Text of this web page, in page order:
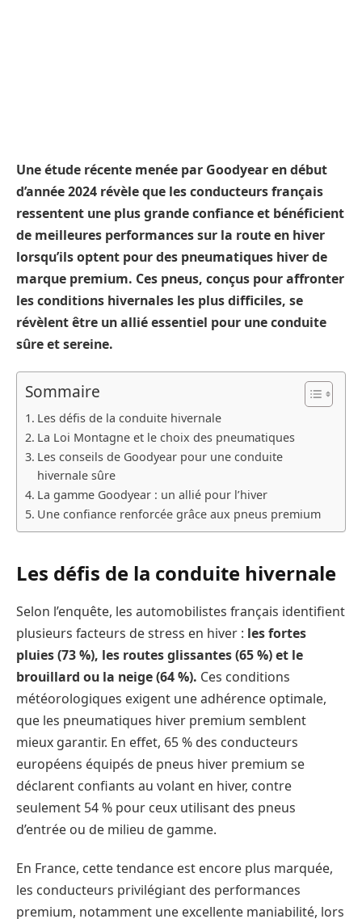
Une étude récente menée par Goodyear en début
d’année 2024 révèle que les conducteurs français
ressentent une plus grande confiance et bénéficient
de meilleures performances sur la route en hiver
lorsqu’ils optent pour des pneumatiques hiver de
marque premium. Ces pneus, conçus pour affronter
les conditions hivernales les plus difficiles, se
révèlent être un allié essentiel pour une conduite
sûre et sereine.
Sommaire
Les défis de la conduite hivernale
La Loi Montagne et le choix des pneumatiques
Les conseils de Goodyear pour une conduite
hivernale sûre
La gamme Goodyear : un allié pour l’hiver
Une confiance renforcée grâce aux pneus premium
Les défis de la conduite hivernale
Selon l’enquête, les automobilistes français identifient
plusieurs facteurs de stress en hiver : les fortes
pluies (73 %), les routes glissantes (65 %) et le
brouillard ou la neige (64 %). Ces conditions
météorologiques exigent une adhérence optimale,
que les pneumatiques hiver premium semblent
mieux garantir. En effet, 65 % des conducteurs
européens équipés de pneus hiver premium se
déclarent confiants au volant en hiver, contre
seulement 54 % pour ceux utilisant des pneus
d’entrée ou de milieu de gamme.
En France, cette tendance est encore plus marquée,
les conducteurs privilégiant des performances
premium, notamment une excellente maniabilité, lors